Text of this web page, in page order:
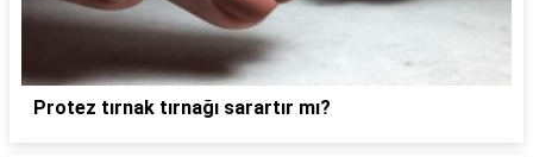
Protez tırnak tırnağı sarartır mı?